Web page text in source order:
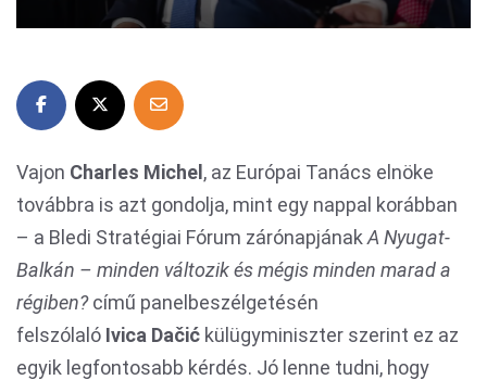
Vajon Charles Michel , az Európai Tanács elnöke
továbbra is azt gondolja, mint egy nappal korábban
– a Bledi Stratégiai Fórum zárónapjának A Nyugat-
Balkán – minden változik és mégis minden marad a
régiben?című panelbeszélgetésén
felszólaló Ivica Dačić külügyminiszter szerint ez az
egyik legfontosabb kérdés. Jó lenne tudni, hogy